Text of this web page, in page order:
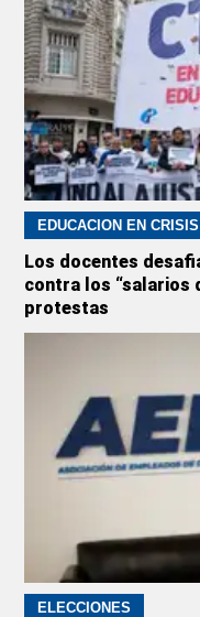
EDUCACION EN CRISIS
Los docentes
contra los “salarios
protestas
ELECCIONES